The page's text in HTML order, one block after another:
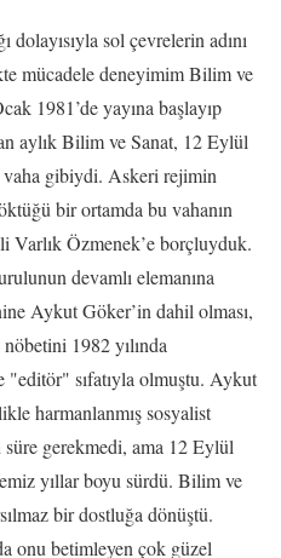
sol çevrelerin adını
mücadele deneyimim Bilim ve
1981’de yayına başlayıp
aylık Bilim ve Sanat, 12 Eylül
vaha gibiydi. Askeri rejimin
bir ortamda bu vahanın
Varlık Özmenek’e borçluyduk.
devamlı elemanına
Aykut Göker’in dahil olması,
1982 yılında
"editör" sıfatıyla olmuştu. Aykut
harmanlanmış sosyalist
gerekmedi, ama 12 Eylül
yıllar boyu sürdü. Bilim ve
bir dostluğa dönüştü.
onu betimleyen çok güzel